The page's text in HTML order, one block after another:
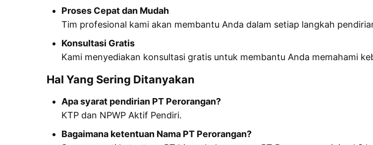
Proses Cepat dan Mudah
Tim profesional kami akan membantu Anda dalam setiap langkah
Konsultasi Gratis
Kami menyediakan konsultasi gratis untuk membantu Anda memahami
Hal Yang Sering Ditanyakan
Apa syarat pendirian PT Perorangan?
KTP dan NPWP Aktif Pendiri.
Bagaimana ketentuan Nama PT Perorangan?